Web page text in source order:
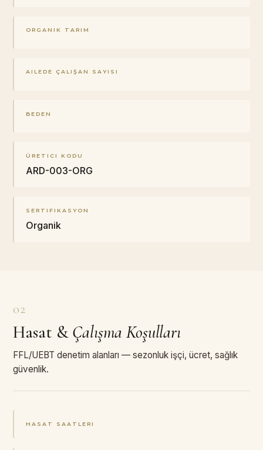
ORGANIK TARIM
AILEDE ÇALIŞAN SAYISI
BEDEN
ÜRETICI KODU
ARD-003-ORG
SERTIFIKASYON
Organik
02
Hasat & Çalışma Koşulları
FFL/UEBT denetim alanları — sezonluk işçi, ücret, sağlık
güvenlik.
HASAT SAATLERI